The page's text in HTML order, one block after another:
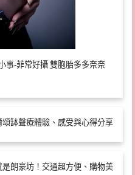
事-菲常好攝 雙胞胎多多奈奈
缽聲療體驗、感受與心得分享
朗豪坊！交通超方便、購物美